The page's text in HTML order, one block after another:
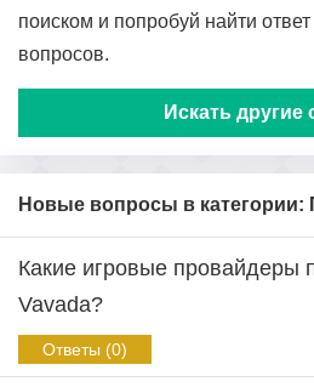
поиском и попробуй найти
вопросов.
Искать другие
Новые вопросы в категории:
Какие игровые провайдеры
Vavada?
Ответы (0)